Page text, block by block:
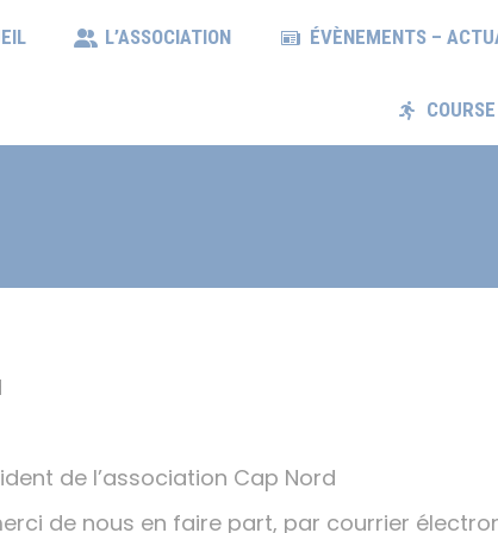
L’ASSOCIATION ÉVÈNEMENTS –
de l’association Cap Nord
de nous en faire part, par courrier
L’ASSOCIATION ÉVÈNEMENTS –